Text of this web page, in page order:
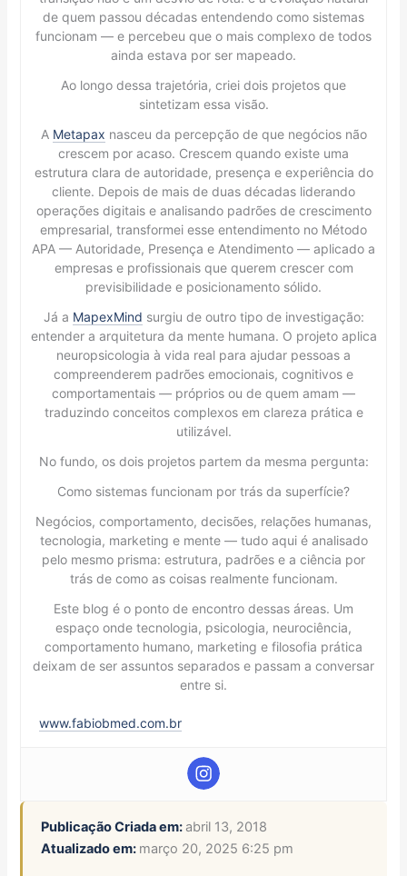
de quem passou décadas entendendo como sistemas
funcionam — e percebeu que o mais complexo de todos
ainda estava por ser mapeado.
Ao longo dessa trajetória, criei dois projetos que
sintetizam essa visão.
A Metapax nasceu da percepção de que negócios não
crescem por acaso. Crescem quando existe uma
estrutura clara de autoridade, presença e experiência do
cliente. Depois de mais de duas décadas liderando
operações digitais e analisando padrões de crescimento
empresarial, transformei esse entendimento no Método
APA — Autoridade, Presença e Atendimento — aplicado a
empresas e profissionais que querem crescer com
previsibilidade e posicionamento sólido.
Já a MapexMind surgiu de outro tipo de investigação:
entender a arquitetura da mente humana. O projeto aplica
neuropsicologia à vida real para ajudar pessoas a
compreenderem padrões emocionais, cognitivos e
comportamentais — próprios ou de quem amam —
traduzindo conceitos complexos em clareza prática e
utilizável.
No fundo, os dois projetos partem da mesma pergunta:
Como sistemas funcionam por trás da superfície?
Negócios, comportamento, decisões, relações humanas,
tecnologia, marketing e mente — tudo aqui é analisado
pelo mesmo prisma: estrutura, padrões e a ciência por
trás de como as coisas realmente funcionam.
Este blog é o ponto de encontro dessas áreas. Um
espaço onde tecnologia, psicologia, neurociência,
comportamento humano, marketing e filosofia prática
deixam de ser assuntos separados e passam a conversar
entre si.
www.fabiobmed.com.br
Publicação Criada em:abril 13, 2018
Atualizado em: março 20, 2025 6:25 pm